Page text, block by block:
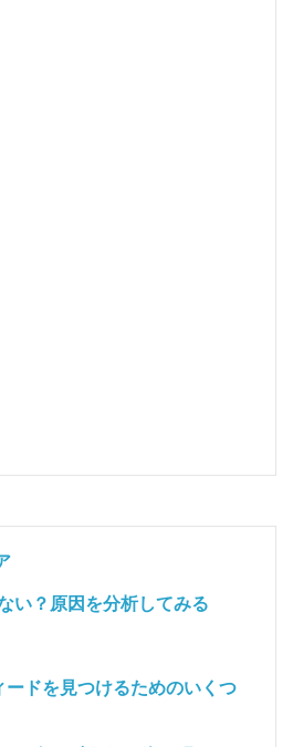
い？原因を分析してみる
ードを見つけるためのいくつ